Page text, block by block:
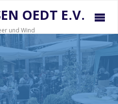
OEDT E.V.
und Wind